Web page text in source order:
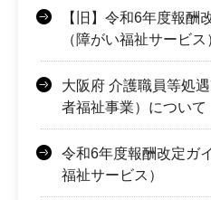
【旧】令和6年度報酬
（障がい福祉サービス
大阪府 介護職員等処
者福祉事業）について
令和6年度報酬改定ガ
福祉サービス）